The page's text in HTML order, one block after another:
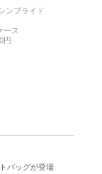
ンブライド
ース
円
バッグが登場